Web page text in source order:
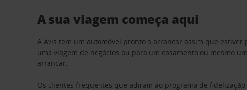
A sua viagem começa aqui
A Avis tem um automóvel pronto a arrancar assim que
uma viagem de negócios ou para um casamento ou mesmo
arrancar.
Os clientes frequentes que adiram ao programa de fidelização